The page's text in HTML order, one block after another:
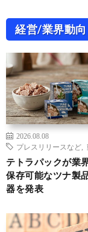
経営/業界動向
2026.08.08
プレスリリースなど
テトラパックが業
保存可能なツナ製
器を発表